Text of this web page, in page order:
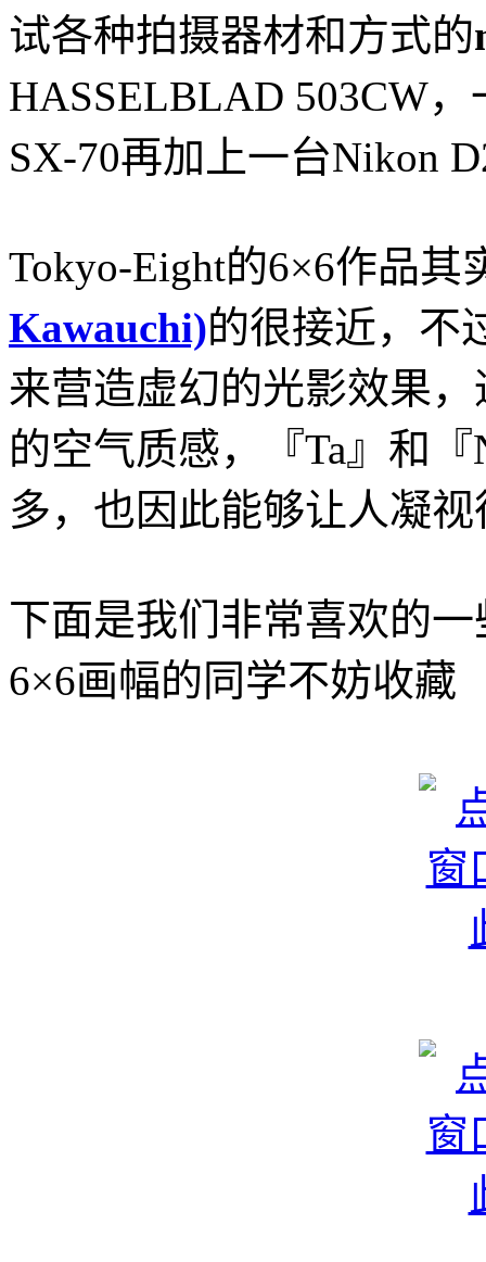
试各种拍摄器材和方式的
HASSELBLAD 503CW
SX-70再加上一台Nikon
Tokyo-Eight的6×6作品其
Kawauchi)的很接近，不
来营造虚幻的光影效果
的空气质感，『Ta』和
多，也因此能够让人凝
下面是我们非常喜欢的
6×6画幅的同学不妨收藏